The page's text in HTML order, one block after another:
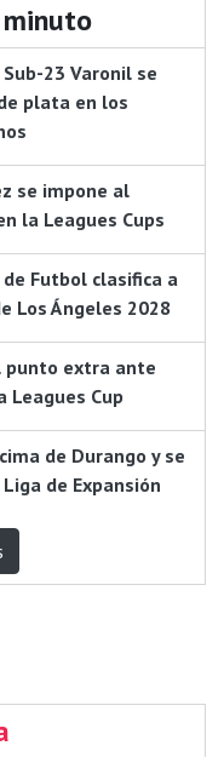
23 Varonil se
plata en los
se impone al
la Leagues Cups
Futbol clasifica a
Los Ángeles 2028
punto extra ante
Leagues Cup
de Durango y se
de Expansión